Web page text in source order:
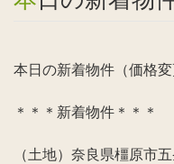
本日の新着物件（価格
＊＊＊新着物件＊＊＊
（土地）奈良県橿原市